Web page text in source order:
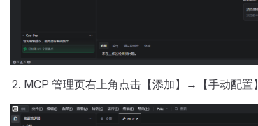
MCP 管理页右上角点击【添加】→【手动配置】